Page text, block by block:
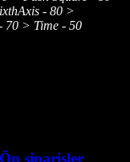
- 80 >
70 > Time - 50
siparişler